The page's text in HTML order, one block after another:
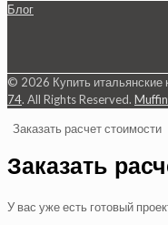
Блог
© 2026 Купить
74. All Rights Reserved.
Заказать расчет стоимости
Заказать
У вас уже есть готовый